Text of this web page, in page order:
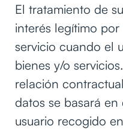
El tratamiento de
interés legítimo
servicio cuando el
bienes y/o
relación
datos se basará
usuario recogido